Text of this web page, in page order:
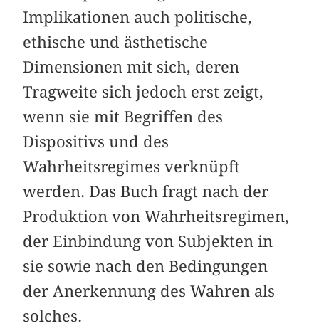
Implikationen auch politische,
ethische und ästhetische
Dimensionen mit sich, deren
Tragweite sich jedoch erst zeigt,
wenn sie mit Begriffen des
Dispositivs und des
Wahrheitsregimes verknüpft
werden. Das Buch fragt nach der
Produktion von Wahrheitsregimen,
der Einbindung von Subjekten in
sie sowie nach den Bedingungen
der Anerkennung des Wahren als
solches.